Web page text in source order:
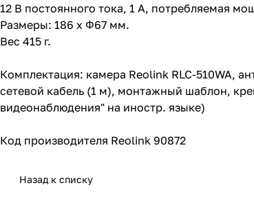
12 В постоянного тока, 1 А, потребляемая
Размеры: 186 х Φ67 мм.
Вес 415 г.
Комплектация: камера Reolink RLC-510WA,
сетевой кабель (1 м), монтажный шаблон,
видеонаблюдения" на иностр. языке)
Код производителя Reolink 90872
Назад к списку